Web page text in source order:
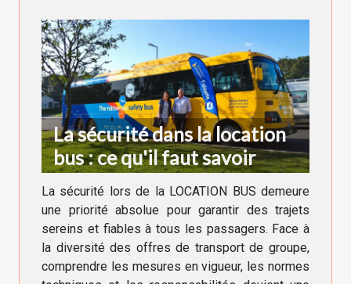
La sécurité dans la location
bus : ce qu'il faut savoir
La sécurité lors de la LOCATION BUS demeure
une priorité absolue pour garantir des trajets
sereins et fiables à tous les passagers. Face à
la diversité des offres de transport de groupe,
comprendre les mesures en vigueur, les normes